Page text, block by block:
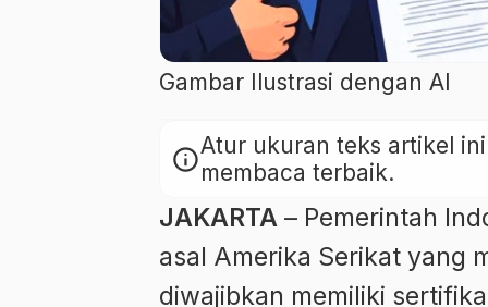
Gambar Ilustrasi dengan AI
infoAtur ukuran teks artikel
membaca terbaik.
JAKARTA – Pemerintah
asal Amerika Serikat yang
diwajibkan memiliki